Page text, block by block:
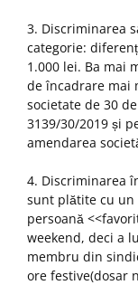
3. Discriminarea
categorie:
1.000 lei. Ba mai
de încadrare mai
societate de 30
3139/30/2019 și
amendarea
4. Discriminarea
sunt plătite cu un
persoană
weekend, deci a
membru din
ore festive(dosar